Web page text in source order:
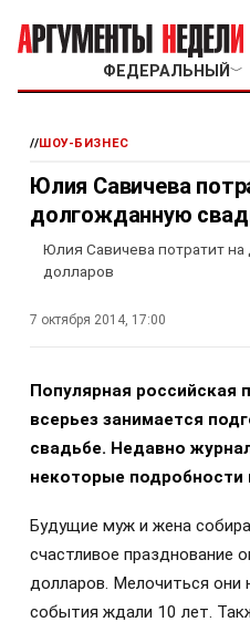
ФЕДЕРАЛЬНЫЙ ﹀
//ШОУ-БИЗНЕС
Юлия Савичева
долгожданную
Юлия Савичева потратит
долларов
7 октября 2014, 17:00
Популярная российская
всерьез занимается
свадьбе. Недавно
некоторые
Будущие муж и жена
счастливое празднование
долларов. Мелочиться они
события ждали 10 лет.